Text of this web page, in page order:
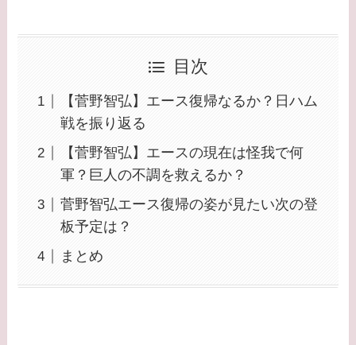
目次
【菅野智弘】エース復帰なるか？日ハム
戦を振り返る
【菅野智弘】エースの現在は怪我で何
軍？巨人の不調を救えるか？
菅野智弘エース復帰の姿が見たい次の登
板予定は？
まとめ